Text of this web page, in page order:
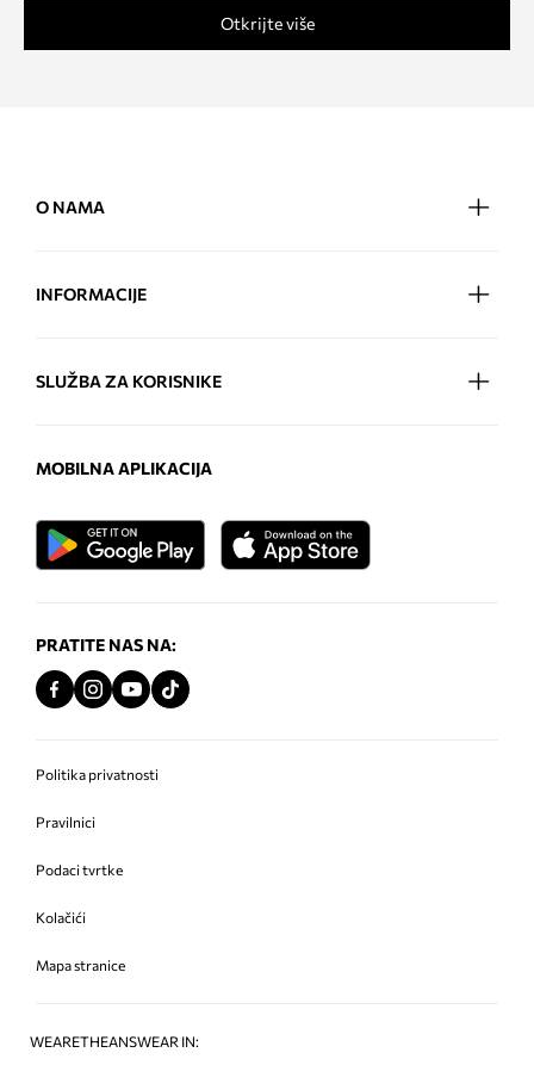
Otkrijte više
O NAMA
INFORMACIJE
SLUŽBA ZA KORISNIKE
MOBILNA APLIKACIJA
PRATITE NAS NA:
Politika privatnosti
Pravilnici
Podaci tvrtke
Kolačići
Mapa stranice
WEARETHEANSWEAR IN: